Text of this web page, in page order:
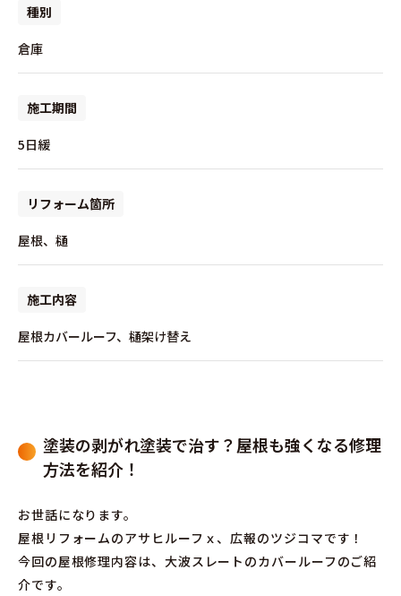
種別
倉庫
施工期間
5日緩
リフォーム箇所
屋根、樋
施工内容
屋根カバールーフ、樋架け替え
塗装の剥がれ塗装で治す？屋根も強くなる修理
方法を紹介！
お世話になります。
屋根リフォームのアサヒルーフｘ、広報のツジコマです！
今回の屋根修理内容は、大波スレートのカバールーフのご紹
介です。